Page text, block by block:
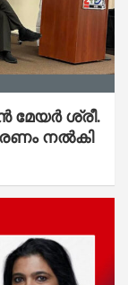
ശ്രീ.
വി. വി. രാജേഷിന് ഉജ്വല സ്വീകരണം നൽകി